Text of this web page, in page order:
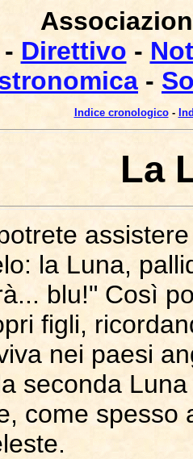
- Direttivo -
-
Indice cronologico-
La
la Luna,
blu!" Così
figli,
nei paesi
seconda
come spesso